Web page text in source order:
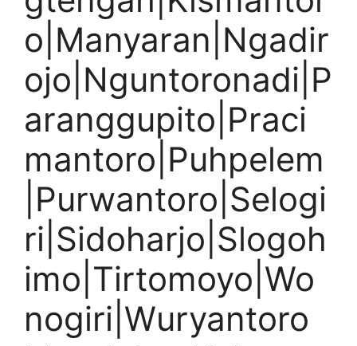
o|Manyaran|Ngadir
ojo|Nguntoronadi|P
aranggupito|Praci
mantoro|Puhpelem
|Purwantoro|Selogi
ri|Sidoharjo|Slogoh
imo|Tirtomoyo|Wo
nogiri|Wuryantoro